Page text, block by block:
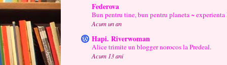
Federova
Bun pentru tine, bun pentru planeta ~ experienta
Acum un an
Hapi. Riverwoman
Alice trimite un blogger norocos la Predeal.
Acum 13 ani